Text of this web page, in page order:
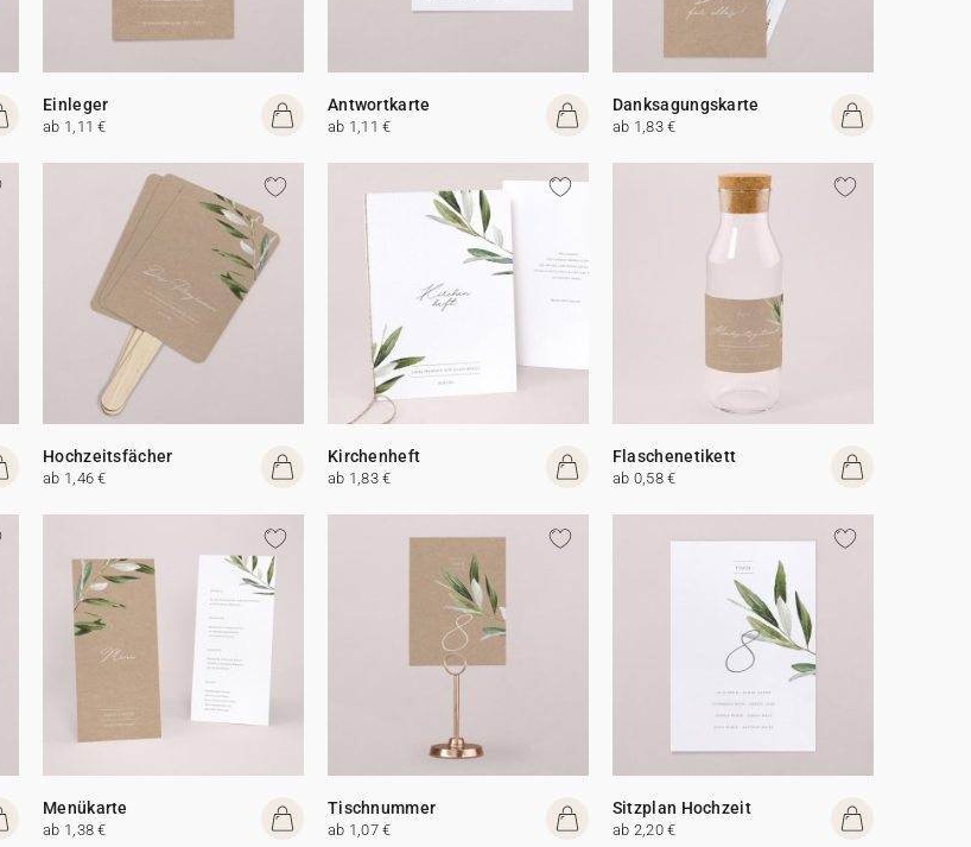
Einleger
ab 1,11 €
Antwortkarte
ab 1,11 €
Danksagungskarte
ab 1,83 €
Hochzeitsfächer
ab 1,46 €
Kirchenheft
ab 1,83 €
Flaschenetikett
ab 0,58 €
Menükarte
ab 1,38 €
Tischnummer
ab 1,07 €
Sitzplan Hochzeit
ab 2,20 €